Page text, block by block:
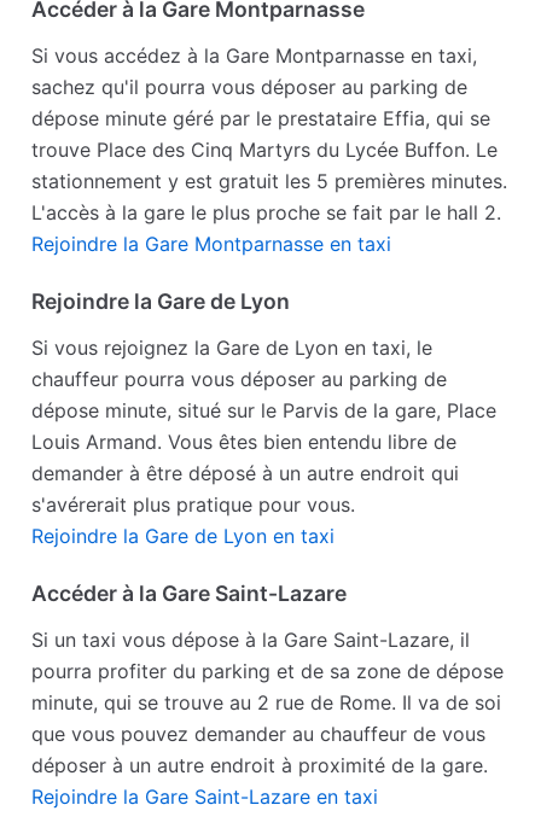
Accéder à la Gare Montparnasse
Si vous accédez à la Gare Montparnasse en taxi,
sachez qu'il pourra vous déposer au parking de
dépose minute géré par le prestataire Effia, qui se
trouve Place des Cinq Martyrs du Lycée Buffon. Le
stationnement y est gratuit les 5 premières minutes.
L'accès à la gare le plus proche se fait par le hall 2.
Rejoindre la Gare Montparnasse en taxi
Rejoindre la Gare de Lyon
Si vous rejoignez la Gare de Lyon en taxi, le
chauffeur pourra vous déposer au parking de
dépose minute, situé sur le Parvis de la gare, Place
Louis Armand. Vous êtes bien entendu libre de
demander à être déposé à un autre endroit qui
s'avérerait plus pratique pour vous.
Rejoindre la Gare de Lyon en taxi
Accéder à la Gare Saint-Lazare
Si un taxi vous dépose à la Gare Saint-Lazare, il
pourra profiter du parking et de sa zone de dépose
minute, qui se trouve au 2 rue de Rome. Il va de soi
que vous pouvez demander au chauffeur de vous
déposer à un autre endroit à proximité de la gare.
Rejoindre la Gare Saint-Lazare en taxi